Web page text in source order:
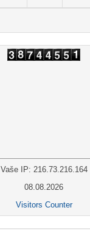
Vaše IP: 216.73.216.164
08.08.2026
Visitors Counter